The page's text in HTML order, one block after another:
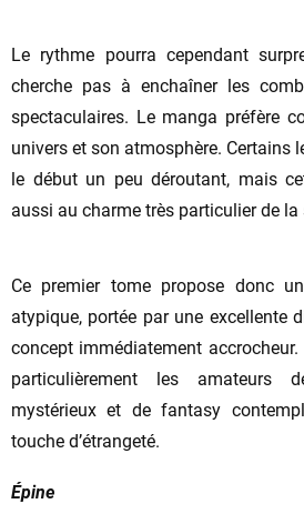
Le rythme pourra cependant
cherche pas à enchaîner les
spectaculaires. Le manga préfère
univers et son atmosphère. Certains
le début un peu déroutant, mais
aussi au charme très particulier de la
Ce premier tome propose donc
atypique, portée par une excellente
concept immédiatement
particulièrement les amateurs
mystérieux et de fantasy
touche d’étrangeté.
Épine